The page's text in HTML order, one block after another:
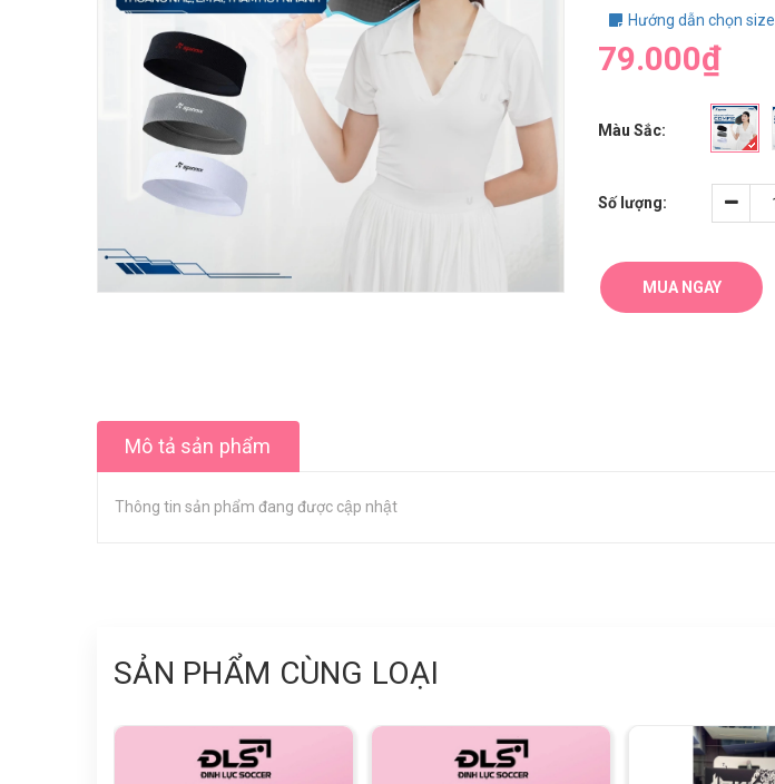
Hướng dẫn chọn size
79.000₫
Màu Sắc:
Số lượng:
MUA NGAY
Mô tả sản phẩm
Thông tin sản phẩm đang được cập nhật
SẢN PHẨM CÙNG LOẠI